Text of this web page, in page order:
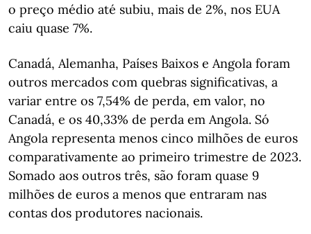
o preço médio até subiu, mais de 2%, nos EUA
caiu quase 7%.
Canadá, Alemanha, Países Baixos e Angola foram
outros mercados com quebras significativas, a
variar entre os 7,54% de perda, em valor, no
Canadá, e os 40,33% de perda em Angola. Só
Angola representa menos cinco milhões de euros
comparativamente ao primeiro trimestre de 2023.
Somado aos outros três, são foram quase 9
milhões de euros a menos que entraram nas
contas dos produtores nacionais.